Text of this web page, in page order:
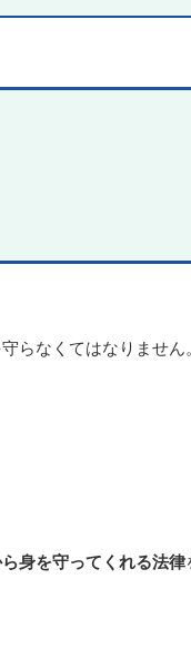
らなくてはなりません
身を守ってくれる法律